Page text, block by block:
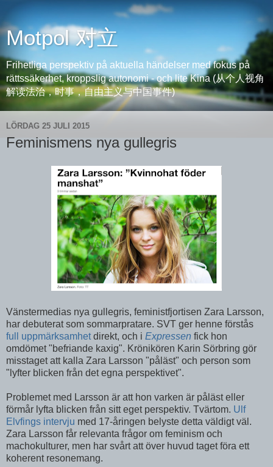
Motpol 对立
Frihetliga perspektiv på aktuella händelser med fokus på
rättssäkerhet, kroppslig autonomi - och lite Kina (从个人视角
解读法治，时事，自由主义与中国事件)
LÖRDAG 25 JULI 2015
Feminismens nya gullegris
Vänstermedias nya gullegris, feministfjortisen Zara Larsson,
har debuterat som sommarpratare. SVT ger henne förstås
full uppmärksamhetdirekt, och i Expressen fick hon
omdömet "befriande kaxig". Krönikören Karin Sörbring gör
misstaget att kalla Zara Larsson "påläst" och person som
"lyfter blicken från det egna perspektivet".
Problemet med Larsson är att hon varken är påläst eller
förmår lyfta blicken från sitt eget perspektiv. Tvärtom. Ulf
Elvfings intervju med 17-åringen belyste detta väldigt väl.
Zara Larsson får relevanta frågor om feminism och
machokulturer, men har svårt att över huvud taget föra ett
koherent resonemang.